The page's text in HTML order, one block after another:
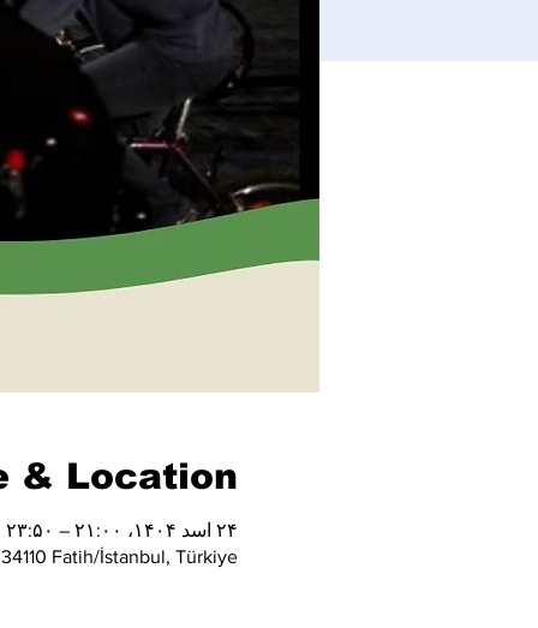
& Location
۲۴ اسد ۱۴۰۴، ۲۱:۰۰ – ۲۳:۵۰
Fatih/İstanbul, Türkiye